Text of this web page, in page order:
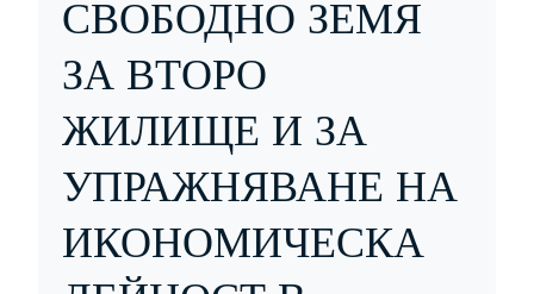
СВОБОДНО ЗЕМЯ
ЗА ВТОРО
ЖИЛИЩЕ И ЗА
УПРАЖНЯВАНЕ НА
ИКОНОМИЧЕСКА